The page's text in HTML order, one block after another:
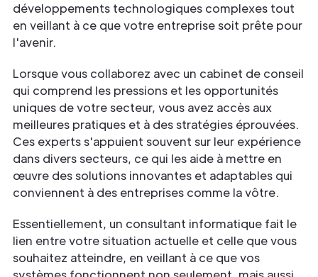
développements technologiques complexes tout
en veillant à ce que votre entreprise soit prête pour
l'avenir.
Lorsque vous collaborez avec un cabinet de conseil
qui comprend les pressions et les opportunités
uniques de votre secteur, vous avez accès aux
meilleures pratiques et à des stratégies éprouvées.
Ces experts s'appuient souvent sur leur expérience
dans divers secteurs, ce qui les aide à mettre en
œuvre des solutions innovantes et adaptables qui
conviennent à des entreprises comme la vôtre.
Essentiellement, un consultant informatique fait le
lien entre votre situation actuelle et celle que vous
souhaitez atteindre, en veillant à ce que vos